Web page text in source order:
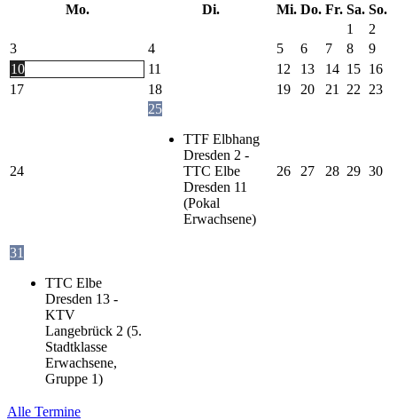
Mo. Di. Mi. Do. Fr. Sa. So.
1
2
3
4 5 6 7 8
9
10
11 12 13 14 15 16
17
18 19 20 21 22 23
24
25
TTF Elbhang
Dresden 2 -
TTC Elbe
Dresden 11
(Pokal
Erwachsene)
26 27 28 29 30
31
TTC Elbe
Dresden 13 -
KTV
Langebrück 2 (5.
Stadtklasse
Erwachsene,
Gruppe 1)
Alle Termine